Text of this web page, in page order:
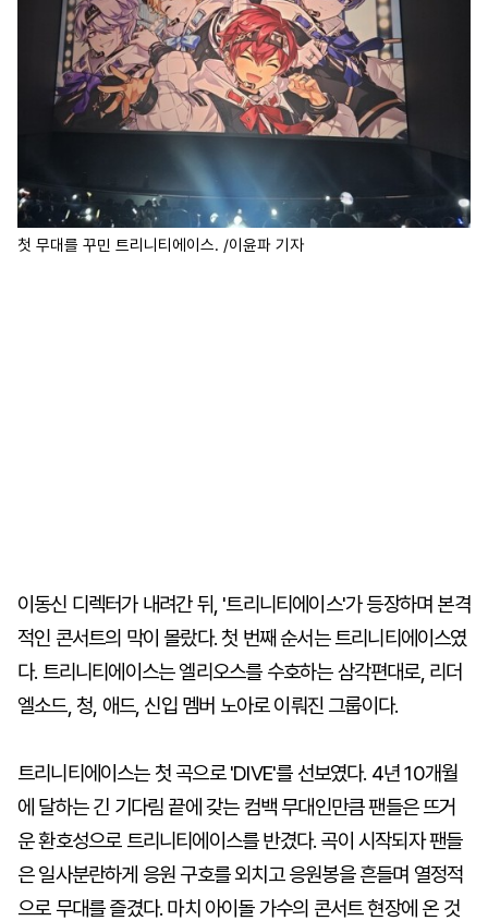
첫 무대를 꾸민 트리니티에이스. /이윤파 기자
이동신 디렉터가 내려간 뒤, '트리니티에이스'가 등장하며 본격
적인 콘서트의 막이 몰랐다. 첫 번째 순서는 트리니티에이스였
다. 트리니티에이스는 엘리오스를 수호하는 삼각편대로, 리더
엘소드, 청, 애드, 신입 멤버 노아로 이뤄진 그룹이다.
트리니티에이스는 첫 곡으로 'DIVE'를 선보였다. 4년 10개월
에 달하는 긴 기다림 끝에 갖는 컴백 무대인만큼 팬들은 뜨거
운 환호성으로 트리니티에이스를 반겼다. 곡이 시작되자 팬들
은 일사분란하게 응원 구호를 외치고 응원봉을 흔들며 열정적
으로 무대를 즐겼다. 마치 아이돌 가수의 콘서트 현장에 온 것